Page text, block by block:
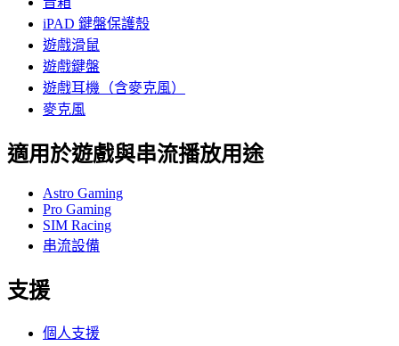
iPAD 鍵盤保護殼
遊戲滑鼠
遊戲鍵盤
遊戲耳機（含麥克風）
麥克風
適用於遊戲與串流播放用途
Astro Gaming
Pro Gaming
SIM Racing
串流設備
支援
個人支援